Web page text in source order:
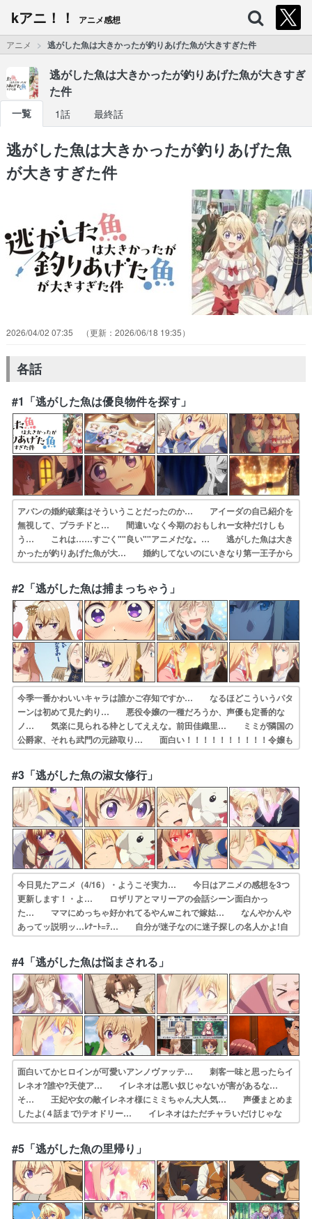
kアニ！！ アニメ感想
アニメ 逃がした魚は大きかったが釣りあげた魚が大きすぎた件
逃がした魚は大きかったが釣りあげた魚が大きすぎ
た件
一覧 1話 最終話
逃がした魚は大きかったが釣りあげた魚
が大きすぎた件
2026/04/02 07:35 2026/06/18 19:35
各話
#1「逃がした魚は優良物件を探す」
アバンの婚約破棄はそういうことだったのか… アイーダの自己紹介を
無視して、プラチドと… 間違いなく今期のおもしれー女枠だけしも
う… これは……すごく""良い""アニメだな。… 逃がした魚は大き
かったが釣りあげた魚が大… 婚約してないのにいきなり第一王子から
親戚… こりゃ気楽に見られる楽しいアニメだ！悪役… 婿探し婚活
物語だろうけど、今ひとつピンと… また婚約破棄モノか…と思いきや
その流れは… いつもの婚約破棄系かなと思ったけど違った…
#2「逃がした魚は捕まっちゃう」
今季一番かわいいキャラは誰かご存知ですか… なるほどこういうパタ
ーンは初めて見た釣り… 悪役令嬢の一種だろうか、声優も定番的な
ノ… 気楽に見られる枠としてええな。前田佳織里… ミミが隣国の
公爵家、それも武門の元跡取り… 面白い！！！！！！！！！！令嬢も
のは大好… やはり武闘派令嬢だったか。髪のメリケンサ… 頭に付
いてるメリケンサックが気になりすぎ… やはりスカーレット嬢の系譜
なのですな。た… 1話とは逆の終わり方というかレナート王子…
#3「逃がした魚の淑女修行」
今日見たアニメ（4/16）・ようこそ実力… 今日はアニメの感想を3つ
更新します！・よ… ロザリアとマリーアの会話シーン面白かっ
た… ママにめっちゃ好かれてるやんwこれで嫁姑… なんやかんや
あってッ説明ッ…ﾚﾅｰﾄ=ﾃ… 自分が迷子なのに迷子探しの名人かよ!自
然… レナートにプロポーズされレナートの家族、… 「どよーん」
「ぱぁ」レナートの表現切替シ… 功を奏してか婆ちゃんの犬発見ミミ
何だかん… ノリがさらに良くなった気がする 一週間に…
#4「逃がした魚は悩まされる」
面白いてかヒロインが可愛いアンノヴァッテ… 刺客一味と思ったらイ
レネオ?誰や?天使ア… イレネオは悪い奴じゃないが害があるな…
そ… 王妃や女の敵イレネオ様にミミちゃん大人気… 声優まとめま
したよ(４話まで)テオドリー… イレネオはただチャラいだけじゃな
く、今後… 終始漂うギャグテイストが合います山賊の前… 前話ラ
ストの花江夏樹ボイスのイケメンは王… 殿下のいとこ、ああ見えて30
代なんだ。そ… 前回の襲撃と怪しげなイケメンの登場でそろ…
#5「逃がした魚の里帰り」